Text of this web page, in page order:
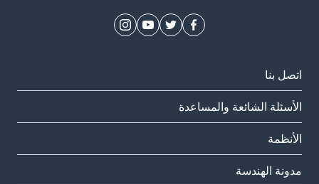
اتصل بنا
الأسئلة الشائعة والمساعدة
الأنظمة
مدونة الهندسة